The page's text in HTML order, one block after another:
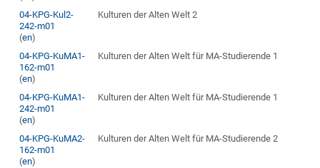
04-KPG-Kul2-
242-m01
(en)
Kulturen der Alten Welt 2
04-KPG-KuMA1-
162-m01
(en)
Kulturen der Alten Welt für MA-Studierende 1
04-KPG-KuMA1-
242-m01
(en)
Kulturen der Alten Welt für MA-Studierende 1
04-KPG-KuMA2-
162-m01
(en)
Kulturen der Alten Welt für MA-Studierende 2